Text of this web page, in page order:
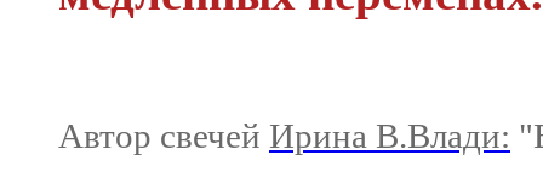
Автор свечей Ирина В.Влади: